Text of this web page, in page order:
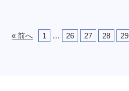
« 前へ 1 … 26 27 28 29